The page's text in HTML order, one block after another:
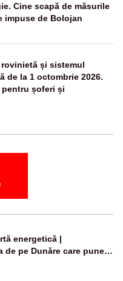
Cine scapă de măsurile
impuse de Bolojan
și sistemul
de la 1 octombrie 2026.
pentru șoferi și
energetică |
de pe Dunăre care pune
Cernavodă era